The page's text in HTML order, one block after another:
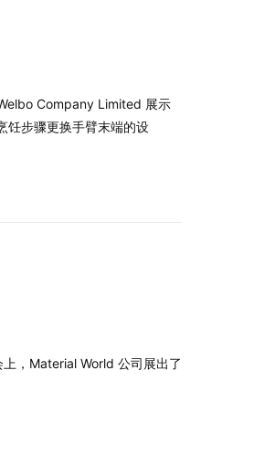
Company Limited 展示
饪步骤更换手臂末端的设
，Material World 公司展出了